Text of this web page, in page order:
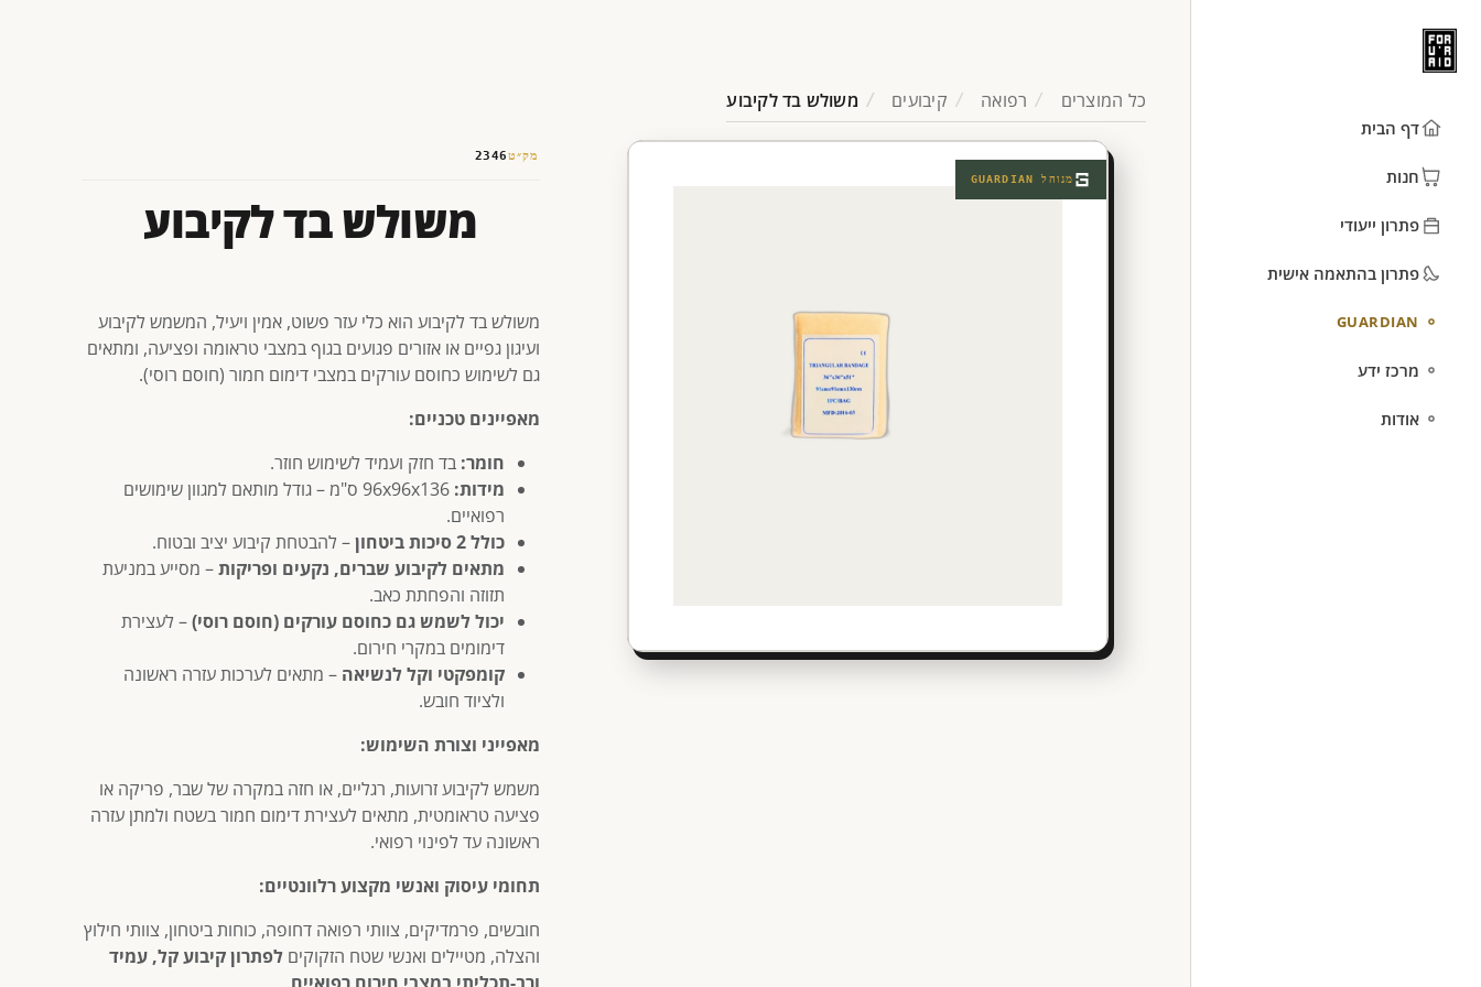
דף הבית
חנות
פתרון ייעודי
פתרון בהתאמה אישית
GUARDIAN
מרכז ידע
אודות
כל המוצרים רפואה קיבועים משולש בד לקיבוע
מנוהל GUARDIAN
מק״ט2346
משולש בד לקיבוע
משולש בד לקיבוע הוא כלי עזר פשוט, אמין ויעיל, המשמש לקיבוע
ועיגון גפיים או אזורים פגועים בגוף במצבי טראומה ופציעה, ומתאים
גם לשימוש כחוסם עורקים במצבי דימום חמור (חוסם רוסי).
מאפיינים טכניים:
חומר: בד חזק ועמיד לשימוש חוזר.
מידות:
96x96x136 ס"מ – גודל מותאם למגוון שימושים
רפואיים.
כולל 2 סיכות ביטחון
– להבטחת קיבוע יציב ובטוח.
מתאים לקיבוע שברים, נקעים ופריקות– מסייע במניעת
תזוזה והפחתת כאב.
יכול לשמש גם כחוסם עורקים (חוסם רוסי)– לעצירת
דימומים במקרי חירום.
קומפקטי וקל לנשיאה – מתאים לערכות עזרה ראשונה
ולציוד חובש.
מאפייני וצורת השימוש:
משמש לקיבוע זרועות, רגליים, או חזה במקרה של שבר, פריקה או
פציעה טראומטית, מתאים לעצירת דימום חמור בשטח ולמתן עזרה
ראשונה עד לפינוי רפואי.
תחומי עיסוק ואנשי מקצוע רלוונטיים:
חובשים, פרמדיקים, צוותי רפואה דחופה, כוחות ביטחון, צוותי חילוץ
והצלה, מטיילים ואנשי שטח הזקוקים לפתרון קיבוע קל, עמיד